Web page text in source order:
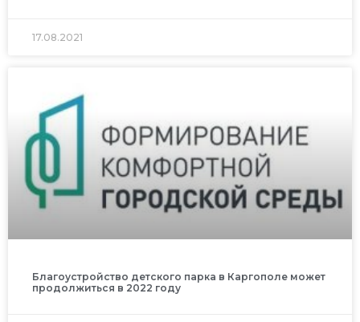
17.08.2021
Благоустройство детского парка в Каргополе может
продолжиться в 2022 году